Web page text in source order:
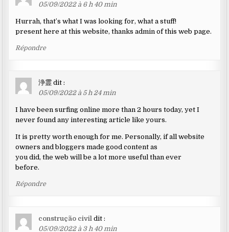
05/09/2022 à 6 h 40 min
Hurrah, that’s what I was looking for, what a stuff!
present here at this website, thanks admin of this web page.
Répondre
浄霊 dit :
05/09/2022 à 5 h 24 min
I have been surfing online more than 2 hours today, yet I
never found any interesting article like yours.
It is pretty worth enough for me. Personally, if all website
owners and bloggers made good content as
you did, the web will be a lot more useful than ever
before.
Répondre
construção civil dit :
05/09/2022 à 3 h 40 min